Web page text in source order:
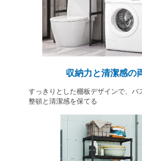
収納力と清潔感の
すっきりとした棚板デザインで、バ
整頓と清潔感を保てる